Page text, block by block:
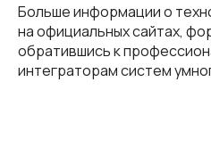
Больше информации о
на официальных сайтах,
обратившись к
интеграторам систем